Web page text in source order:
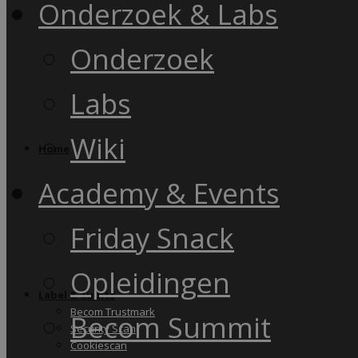
Label & audits
Becom Trustmark
Security Scan
Cookiescan
Onderzoek & Labs
Onderzoek
Labs
Wiki
Academy & Events
Friday Snack
Opleidingen
Becom Summit